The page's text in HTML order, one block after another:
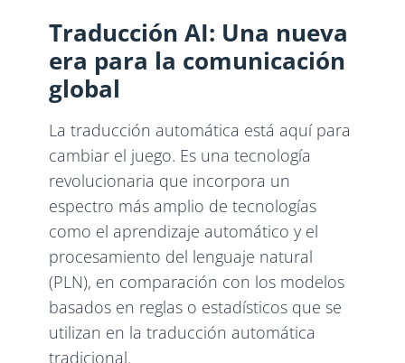
Traducción AI: Una nueva
era para la comunicación
global
La traducción automática está aquí para
cambiar el juego. Es una tecnología
revolucionaria que incorpora un
espectro más amplio de tecnologías
como el aprendizaje automático y el
procesamiento del lenguaje natural
(PLN), en comparación con los modelos
basados en reglas o estadísticos que se
utilizan en la traducción automática
tradicional.